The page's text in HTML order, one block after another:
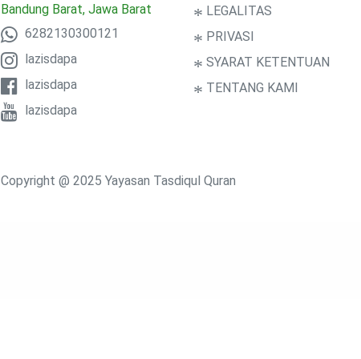
Bandung Barat, Jawa Barat
6282130300121
lazisdapa
lazisdapa
lazisdapa
* LEGALITAS
* PRIVASI
* SYARAT KETENTUAN
* TENTANG KAMI
Copyright @ 2025 Yayasan Tasdiqul Quran